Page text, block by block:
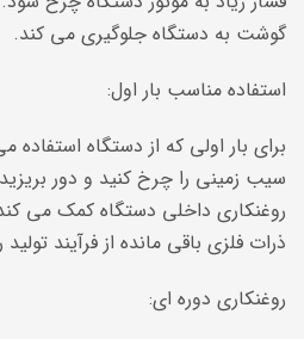
گوشت به دستگاه جلوگیری می کند.
استفاده مناسب بار اول:
برای بار اولی که از دستگاه استفاده
سیب زمینی را چرخ کنید و دور
روغنکاری داخلی دستگاه کمک می کند
ذرات فلزی باقی مانده از فرآیند تولید
روغنکاری دوره ای: